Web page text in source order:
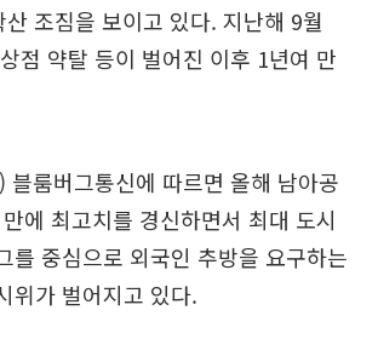
조짐을 보이고 있다. 지난해 9월
점 약탈 등이 벌어진 이후 1년여 만
블룸버그통신에 따르면 올해 남아공
에 최고치를 경신하면서 최대 도시
를 중심으로 외국인 추방을 요구하는
위가 벌어지고 있다.